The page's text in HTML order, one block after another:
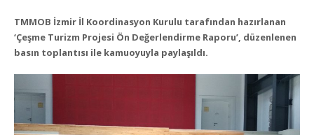
TMMOB İzmir İl Koordinasyon Kurulu tarafından hazırlanan
‘Çeşme Turizm Projesi Ön Değerlendirme Raporu’, düzenlenen
basın toplantısı ile kamuoyuyla paylaşıldı.